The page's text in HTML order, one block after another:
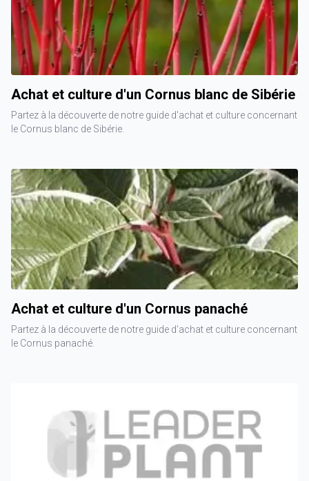
Achat et culture d'un Cornus blanc de Sibérie
Partez à la découverte de notre guide d'achat et culture concernant
le Cornus blanc de Sibérie.
Achat et culture d'un Cornus panaché
Partez à la découverte de notre guide d'achat et culture concernant
le Cornus panaché.